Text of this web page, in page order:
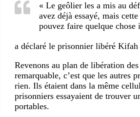
« Le geôlier les a mis au
avez déjà essayé, mais
pouvez faire quelque chose
a déclaré le prisonnier libéré
Revenons au plan de libération
remarquable, c’est que les autres
rien. Ils étaient dans la même
prisonniers essayaient de trouver
portables.